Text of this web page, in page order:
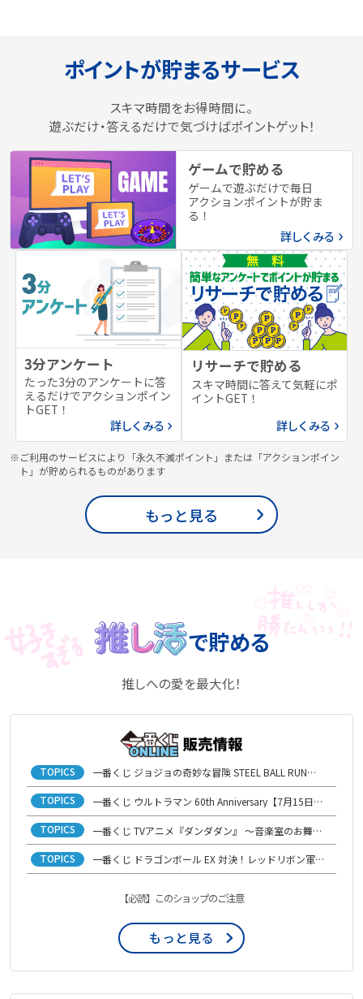
ポイントが貯まるサービス
スキマ時間をお得時間に。
遊ぶだけ・答えるだけで気づけばポイントゲット！
ゲームで貯める
ゲームで遊ぶだけで毎日
アクションポイントが貯ま
る！
詳しくみる
3分アンケート
たった3分のアンケートに答
えるだけでアクションポイン
トGET！
詳しくみる
リサーチで貯める
スキマ時間に答えて気軽にポ
イントGET！
詳しくみる
※ご利用のサービスにより「永久不滅ポイント」または「アクションポイン
ト」が貯められるものがあります
もっと見る
で貯める
推しへの愛を最大化！
TOPICS 一番くじ ジョジョの奇妙な冒険 STEEL BALL RUN【7月21日(火)発売開始】
TOPICS 一番くじ ウルトラマン 60th Anniversary【7月15日(水)発売開始】
TOPICS 一番くじ TVアニメ『ダンダダン』 ～音楽室のお舞踏（パーティー）、開演！～【6月29日(月)発売開始】
TOPICS 一番くじ ドラゴンボール EX 対決！レッドリボン軍【6月16日(火)発売開始】
【必読】このショップのご注意
もっと見る